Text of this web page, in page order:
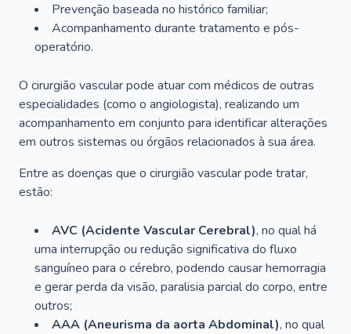
Prevenção baseada no histórico familiar;
Acompanhamento durante tratamento e pós-
operatório.
O cirurgião vascular pode atuar com médicos de outras
especialidades (como o angiologista), realizando um
acompanhamento em conjunto para identificar alterações
em outros sistemas ou órgãos relacionados à sua área.
Entre as doenças que o cirurgião vascular pode tratar,
estão:
AVC (Acidente Vascular Cerebral), no qual há
uma interrupção ou redução significativa do fluxo
sanguíneo para o cérebro, podendo causar hemorragia
e gerar perda da visão, paralisia parcial do corpo, entre
outros;
AAA (Aneurisma da aorta Abdominal), no qual